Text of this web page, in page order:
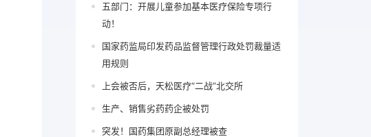
五部门：开展儿童参加基本医疗保险专项行
动！
国家药监局印发药品监督管理行政处罚裁量适
用规则
上会被否后，天松医疗“二战”北交所
生产、销售劣药药企被处罚
突发！国药集团原副总经理被查